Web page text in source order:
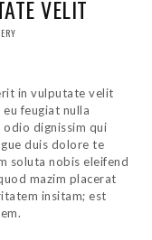
VELIT
in vulputate velit
feugiat nulla
odio dignissim qui
duis dolore te
soluta nobis eleifend
mazim placerat
insitam; est